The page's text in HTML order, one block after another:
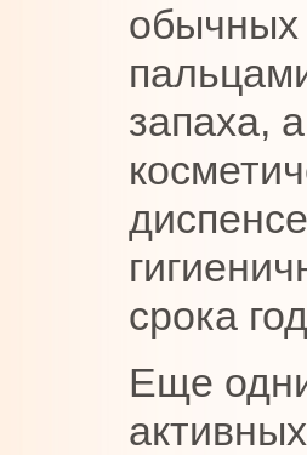
обычных
запаха,
срока
Еще